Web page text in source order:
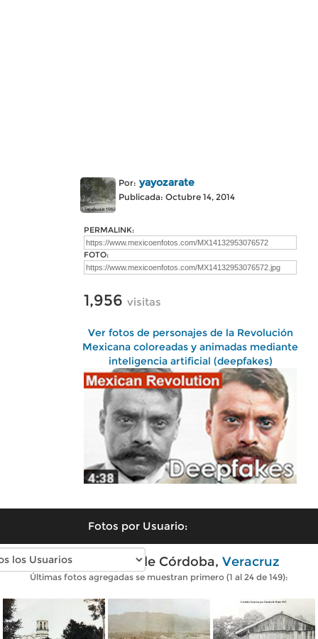
Por: yayozarate
Publicada: Octubre 14, 2014
PERMALINK:
FOTO:
1,956 visitas
Ver fotos de personajes de la Revolución
Mexicana coloreadas y animadas mediante
inteligencia artificial (deepfakes)
Fotos por Usuario:
Fotos antiguas de Córdoba, Veracruz
Últimas fotos agregadas se muestran primero (1 al 24 de 149):